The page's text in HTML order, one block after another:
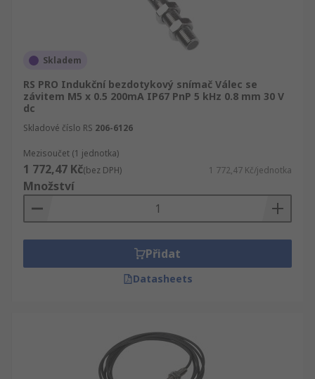
Skladem
RS PRO Indukční bezdotykový snímač Válec se
závitem M5 x 0.5 200mA IP67 PnP 5 kHz 0.8 mm 30 V
dc
Skladové číslo RS 206-6126
Mezisoučet (1 jednotka)
1 772,47 Kč(bez DPH) 1 772,47 Kč/jednotka
Množství
Přidat
Datasheets